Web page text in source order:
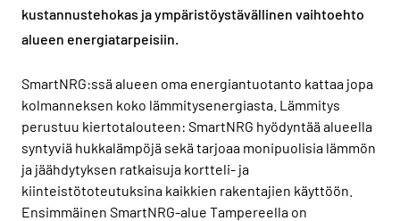
kustannustehokas ja ympäristöystävällinen vaihtoehto
alueen energiatarpeisiin.
SmartNRG:ssä alueen oma energiantuotanto kattaa jopa
kolmanneksen koko lämmitysenergiasta. Lämmitys
perustuu kiertotalouteen: SmartNRG hyödyntää alueella
syntyviä hukkalämpöjä sekä tarjoaa monipuolisia lämmön
ja jäähdytyksen ratkaisuja kortteli- ja
kiinteistötoteutuksina kaikkien rakentajien käyttöön.
Ensimmäinen SmartNRG-alue Tampereella on